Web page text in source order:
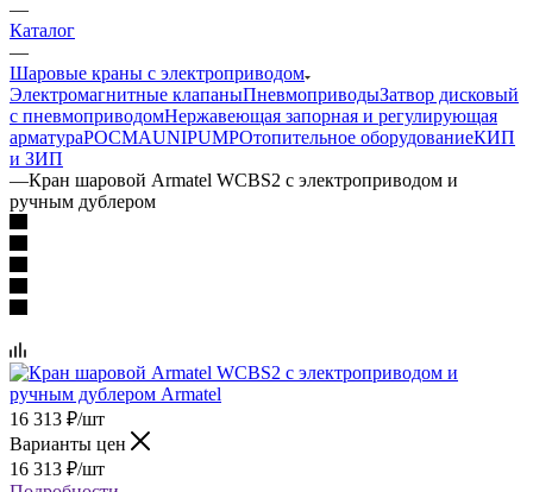
—
Каталог
—
Шаровые краны с электроприводом
Электромагнитные клапаныПневмоприводыЗатвор дисковый
с пневмоприводомНержавеющая запорная и регулирующая
арматураРОСМАUNIPUMPОтопительное оборудованиеКИП
и ЗИП
—Кран шаровой Armatel WCBS2 с электроприводом и
ручным дублером
16 313 ₽/шт
Варианты цен
16 313 ₽/шт